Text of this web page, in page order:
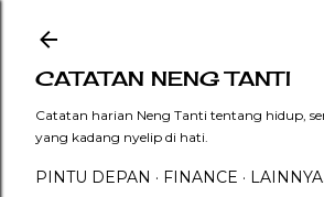
CATATAN NENG TANTI
Catatan harian Neng Tanti tentang hidup,
yang kadang nyelip di hati.
PINTU DEPAN FINANCE